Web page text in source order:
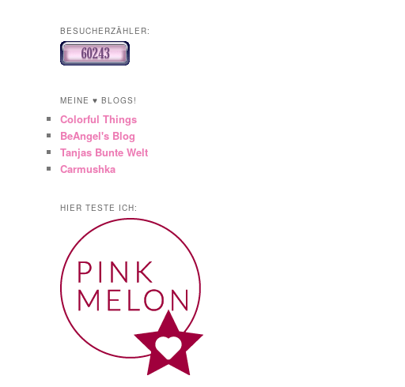
BESUCHERZÄHLER:
MEINE ♥ BLOGS!
Colorful Things
BeAngel's Blog
Tanjas Bunte Welt
Carmushka
HIER TESTE ICH: